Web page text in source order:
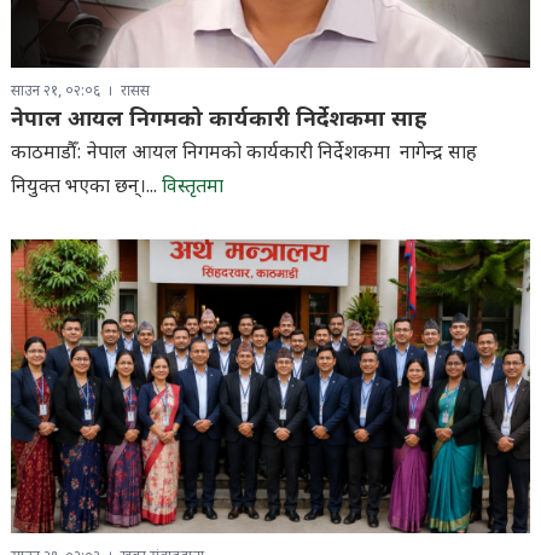
साउन २१, ०२:०६ रासस
नेपाल आयल निगमको कार्यकारी निर्देशकमा साह
काठमाडौँ: नेपाल आयल निगमको कार्यकारी निर्देशकमा नागेन्द्र साह
नियुक्त भएका छन्।... विस्तृतमा